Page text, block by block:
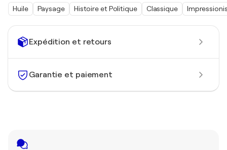
Expédition et retours
Garantie et paiement
Huile Paysage Histoire et Politique Classique